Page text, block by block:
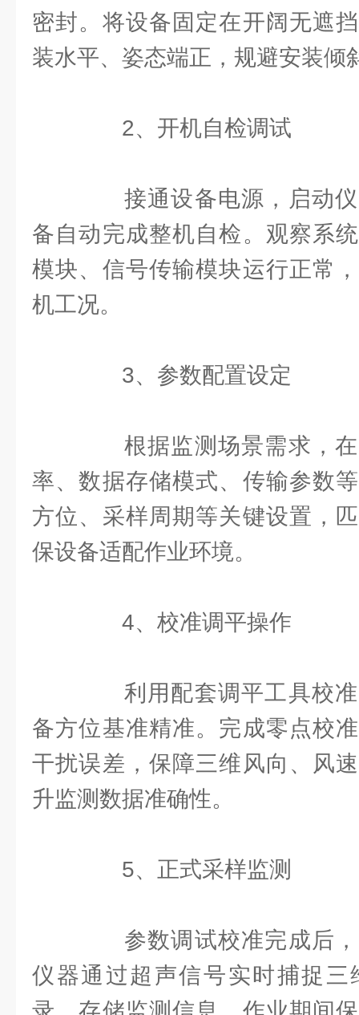
密封。将设备固定在开阔无遮
装水平、姿态端正，规避安装倾
2、开机自检调试
接通设备电源，启动仪
备自动完成整机自检。观察系
模块、信号传输模块运行正常
机工况。
3、参数配置设定
根据监测场景需求，在
率、数据存储模式、传输参数
方位、采样周期等关键设置，
保设备适配作业环境。
4、校准调平操作
利用配套调平工具校准
备方位基准精准。完成零点校
干扰误差，保障三维风向、风
升监测数据准确性。
5、正式采样监测
参数调试校准完成后，
仪器通过超声信号实时捕捉三